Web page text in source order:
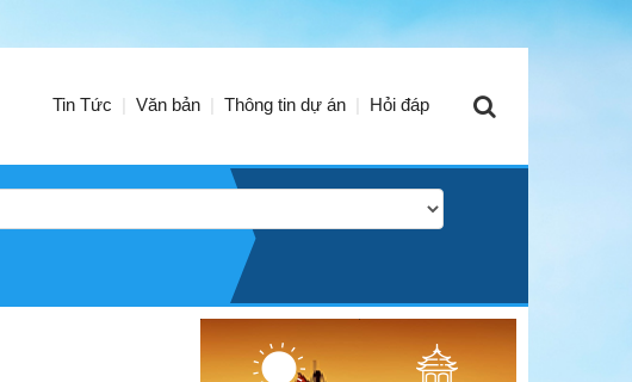
Tin Tức Văn bản Thông tin dự án Hỏi đáp